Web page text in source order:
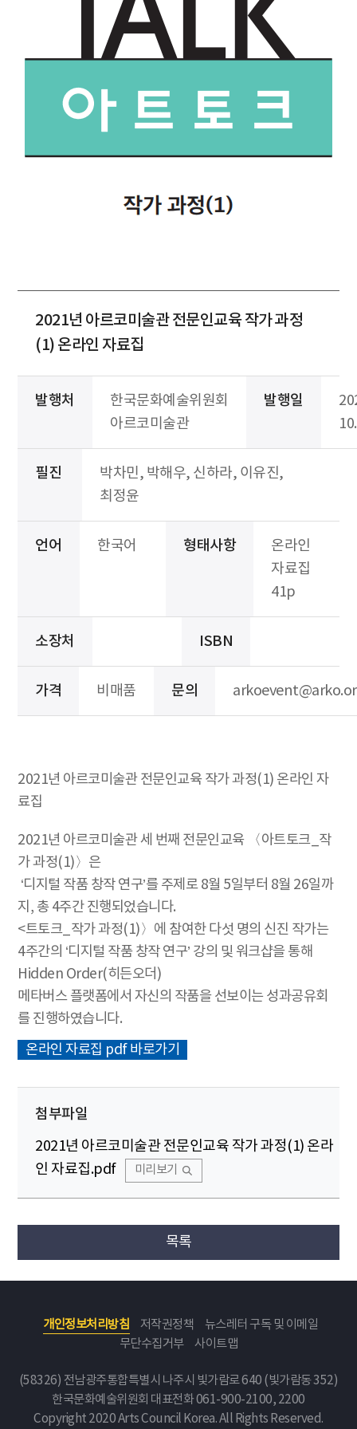
2021년 아르코미술관 전문인교육 작가 과정
(1) 온라인 자료집
발행처
한국문화예술위원회
아르코미술관
발행일
10.
필진
박차민, 박해우, 신하라, 이유진,
최정윤
언어 한국어 형태사항
온라인
자료집
41p
소장처 ISBN
가격 비매품 문의
2021년 아르코미술관 전문인교육 작가 과정(1) 온라인 자
료집
2021년 아르코미술관 세 번째 전문인교육 〈아트토크_작
가 과정(1)〉은
‘디지털 작품 창작 연구’를 주제로 8월 5일부터 8월 26일까
지, 총 4주간 진행되었습니다.
<트토크_작가 과정(1)〉에 참여한 다섯 명의 신진 작가는
4주간의 ‘디지털 작품 창작 연구’ 강의 및 워크샵을 통해
Hidden Order(히든오더)
메타버스 플랫폼에서 자신의 작품을 선보이는 성과공유회
를 진행하였습니다.
온라인 자료집 pdf 바로가기
첨부파일
2021년 아르코미술관 전문인교육 작가 과정(1) 온라
인 자료집.pdf
미리보기
목록
개인정보처리방침 저작권정책
뉴스레터 구독 및 이메일
무단수집거부
사이트맵
(58326) 전남광주통합특별시 나주시 빛가람로 640 (빛가람동 352)
한국문화예술위원회 대표전화 061-900-2100, 2200
Copyright 2020 Arts Council Korea. All Rights Reserved.